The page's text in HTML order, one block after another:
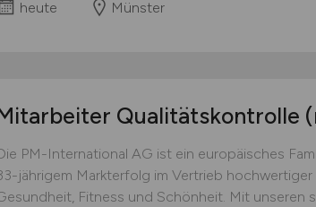
heute Münster
Qualitätskontrolle
PM-International AG ist ein europäisches
jährigem Markterfolg im Vertrieb
Fitness und Schönheit. Mit unseren